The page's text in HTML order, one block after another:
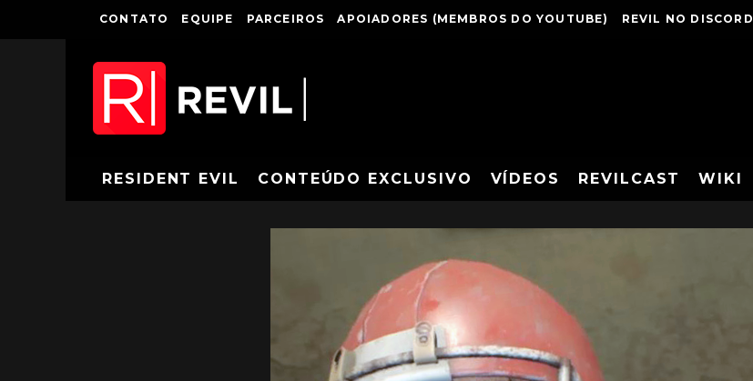
CONTATO EQUIPE PARCEIROS APOIADORES (MEMBROS DO YOUTUBE) REVIL NO DISCORD
RESIDENT EVIL CONTEÚDO EXCLUSIVO VÍDEOS REVILCAST WIKI